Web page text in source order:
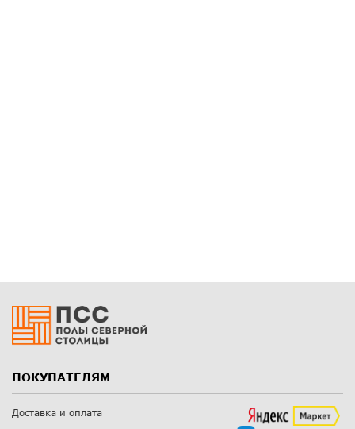
ПОКУПАТЕЛЯМ
Доставка и оплата